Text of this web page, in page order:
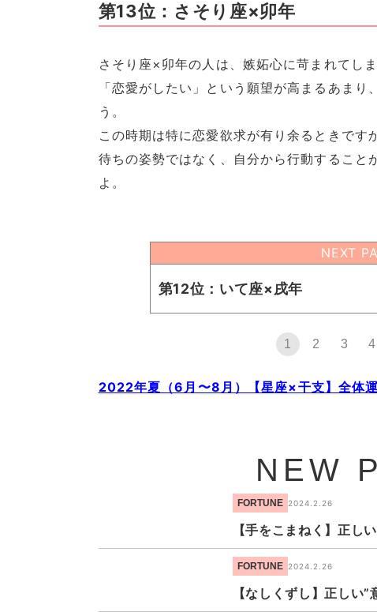
第13位：さそり座×卯年
さそり座×卯年の人は、嫉妬心に苛まれてしま
「恋愛がしたい」という願望が高まるあま
う。
この時期は特に恋愛欲求が有り余るときです
待ちの姿勢ではなく、自分から行動すること
よ。
NEXT
第12位：いて座×戌年
1 2 3 4
2022年夏（6月〜8月）【星座×干支】全体
NEW
FORTUNE 2024.2.26
【手をこまねく】正し
FORTUNE 2024.2.26
【なしくずし】正しい”